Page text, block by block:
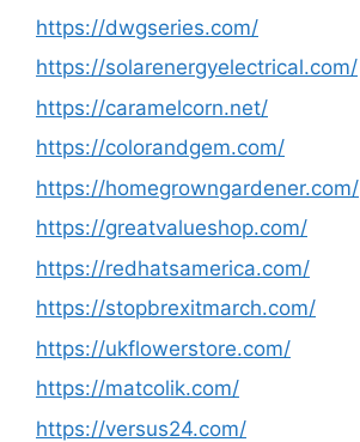
https://dwgseries.com/
https://solarenergyelectrical.com/
https://caramelcorn.net/
https://colorandgem.com/
https://homegrowngardener.com/
https://greatvalueshop.com/
https://redhatsamerica.com/
https://stopbrexitmarch.com/
https://ukflowerstore.com/
https://matcolik.com/
https://versus24.com/